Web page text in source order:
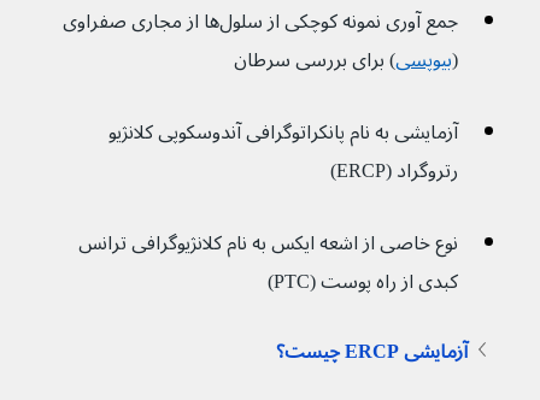
جمع آوری نمونه کوچکی از سلول‌ها از مجاری صفراوی
(بیوپسی) برای بررسی سرطان
آزمایشی به نام پانکراتوگرافی آندوسکوپی کلانژیو
رتروگراد (ERCP)
نوع خاصی از اشعه ایکس به نام کلانژیوگرافی ترانس
کبدی از راه پوست (PTC)
آزمایشی ERCP چیست؟